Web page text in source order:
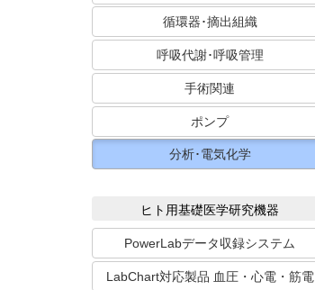
循環器･摘出組織
呼吸代謝･呼吸管理
手術関連
ポンプ
分析･電気化学
ヒト用基礎医学研究機器
PowerLabデータ収録システム
LabChart対応製品 血圧・心電・筋電